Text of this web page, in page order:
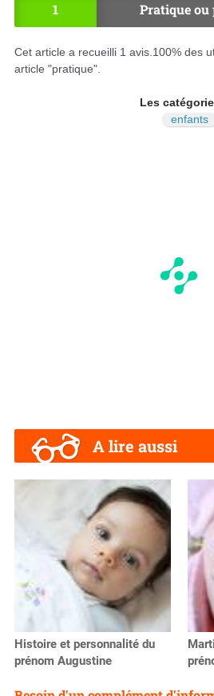
1 Pratique ou
Cet article a recueilli 1 avis. 100% des
article "pratique".
Les
enfants
A lire aussi
Histoire et personnalité du
prénom Augustine